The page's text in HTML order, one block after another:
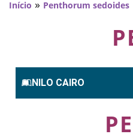
Início » Penthorum sedoides
NILO CAIRO